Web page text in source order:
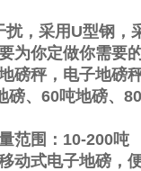
，采用 U型钢，
为你定做你需要
磅秤，电子地磅
磅、 60吨地磅、 80
范围： 10-200吨
动式电子地磅，